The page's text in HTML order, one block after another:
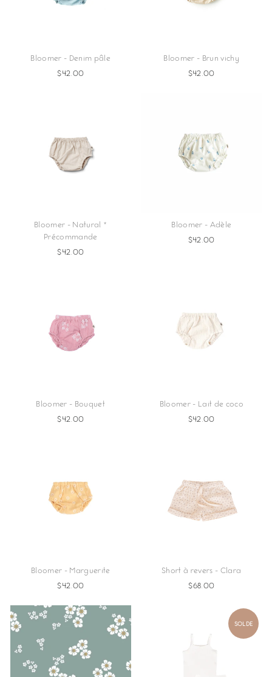
Bloomer - Denim pâle
$42.00
Bloomer - Brun vichy
$42.00
Bloomer - Natural *
Précommande
$42.00
Bloomer - Adèle
$42.00
Bloomer - Bouquet
$42.00
Bloomer - Lait de coco
$42.00
Bloomer - Marguerite
$42.00
Short à revers - Clara
$68.00
SOLDE